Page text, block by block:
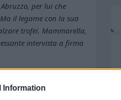
Information
per lui che
il legame con la sua
trofei. Mammarella,
intervista a firma
Stefano
se ho perso i